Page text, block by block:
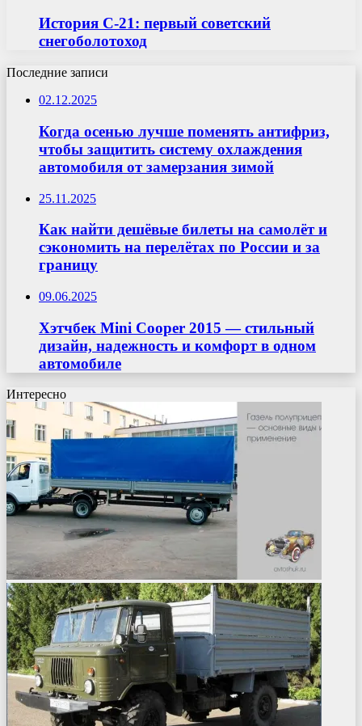
История С-21: первый советский
снегоболотоход
Последние записи
02.12.2025
Когда осенью лучше поменять антифриз,
чтобы защитить систему охлаждения
автомобиля от замерзания зимой
25.11.2025
Как найти дешёвые билеты на самолёт и
сэкономить на перелётах по России и за
границу
09.06.2025
Хэтчбек Mini Cooper 2015 — стильный
дизайн, надежность и комфорт в одном
автомобиле
Интересно